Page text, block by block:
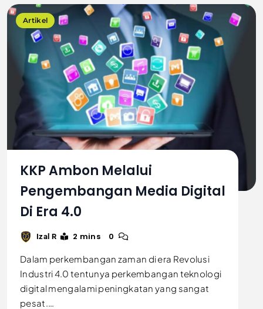
Artikel
KKP Ambon Melalui
Pengembangan Media Digital
Di Era 4.0
Izal R 2 mins
0
Dalam perkembangan zaman di era Revolusi
Industri 4.0 tentunya perkembangan teknologi
digital mengalami peningkatan yang sangat
pesat.…